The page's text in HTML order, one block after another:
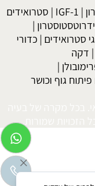
|
IGF-1
|סטרואידים
|
סטרואידים | כדורי
| דקה
|
פיתוח גוף וכושר
בכל מקרה של בעיה
שמורות.